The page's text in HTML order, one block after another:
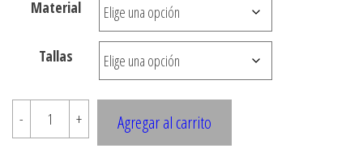
$7.900
Material
Tallas
-
A448
+ Agregar al carrito